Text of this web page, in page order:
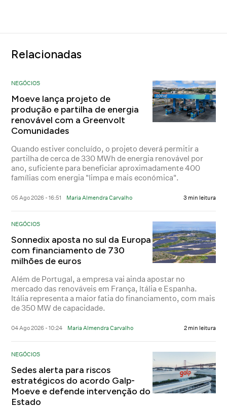
Relacionadas
NEGÓCIOS
Moeve lança projeto de
produção e partilha de energia
renovável com a Greenvolt
Comunidades
Quando estiver concluído, o projeto deverá permitir a
partilha de cerca de 330 MWh de energia renovável por
ano, suficiente para beneficiar aproximadamente 400
famílias com energia "limpa e mais económica".
05 Ago 2026 - 16:51 Maria Almendra Carvalho 3 min leitura
NEGÓCIOS
Sonnedix aposta no sul da Europa
com financiamento de 730
milhões de euros
Além de Portugal, a empresa vai ainda apostar no
mercado das renováveis em França, Itália e Espanha.
Itália representa a maior fatia do financiamento, com mais
de 350 MW de capacidade.
04 Ago 2026 - 10:24 Maria Almendra Carvalho 2 min leitura
NEGÓCIOS
Sedes alerta para riscos
estratégicos do acordo Galp-
Moeve e defende intervenção do
Estado